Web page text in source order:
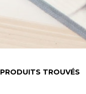
PRODUITS TROUVÉS